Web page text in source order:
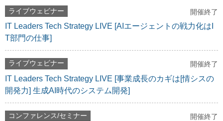
ライブウェビナー 開催終了
IT Leaders Tech Strategy LIVE [AIエージェントの戦力化はI
T部門の仕事]
ライブウェビナー 開催終了
IT Leaders Tech Strategy LIVE [事業成長のカギは[情シスの
開発力] 生成AI時代のシステム開発]
コンファレンス/セミナー 開催終了